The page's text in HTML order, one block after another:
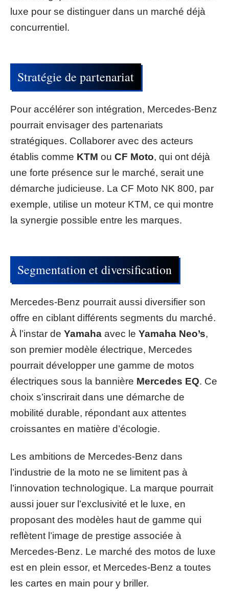
luxe pour se distinguer dans un marché déjà
concurrentiel.
Stratégie de partenariat
Pour accélérer son intégration, Mercedes-Benz
pourrait envisager des partenariats
stratégiques. Collaborer avec des acteurs
établis comme KTM ou CF Moto, qui ont déjà
une forte présence sur le marché, serait une
démarche judicieuse. La CF Moto NK 800, par
exemple, utilise un moteur KTM, ce qui montre
la synergie possible entre les marques.
Segmentation et diversification
Mercedes-Benz pourrait aussi diversifier son
offre en ciblant différents segments du marché.
À l’instar de Yamaha avec le Yamaha Neo’s,
son premier modèle électrique, Mercedes
pourrait développer une gamme de motos
électriques sous la bannière Mercedes EQ. Ce
choix s’inscrirait dans une démarche de
mobilité durable, répondant aux attentes
croissantes en matière d’écologie.
Les ambitions de Mercedes-Benz dans
l’industrie de la moto ne se limitent pas à
l’innovation technologique. La marque pourrait
aussi jouer sur l’exclusivité et le luxe, en
proposant des modèles haut de gamme qui
reflètent l’image de prestige associée à
Mercedes-Benz. Le marché des motos de luxe
est en plein essor, et Mercedes-Benz a toutes
les cartes en main pour y briller.